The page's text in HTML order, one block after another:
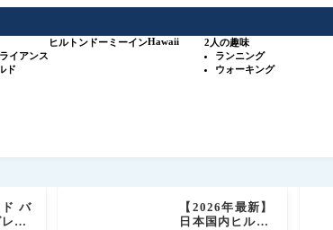
イアンス
ド
ヒルトン ドーミーインHawaii
2人の趣味
ランニング
ウォーキング
ド バ
ビ
【2026年最新】
日本国内ヒルト